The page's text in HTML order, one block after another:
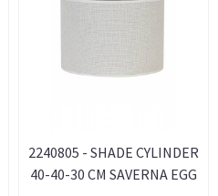
2240805 - SHADE CYLINDER
40-40-30 CM SAVERNA EGG